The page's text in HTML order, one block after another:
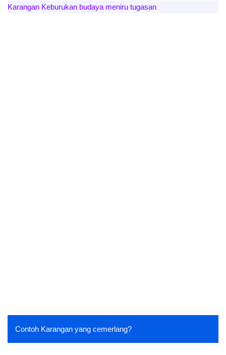
Karangan Keburukan budaya meniru tugasan
Contoh Karangan yang cemerlang?